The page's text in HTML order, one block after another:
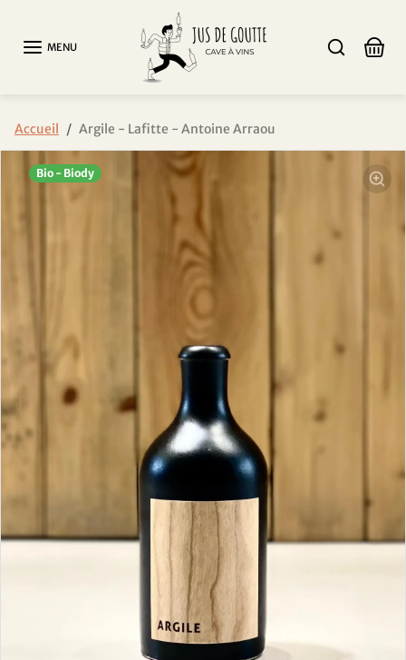
MENU
Accueil Argile - Lafitte - Antoine Arraou
Bio - Biody